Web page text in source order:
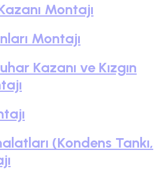
Montajı
Montajı
Kazanı ve Kızgın
(Kondens Tankı,